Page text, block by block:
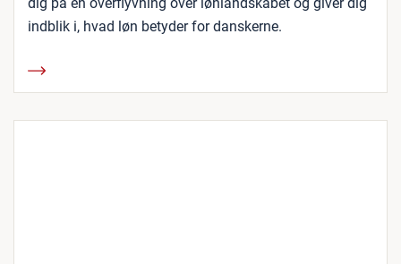
indblik i, hvad løn betyder for danskerne.